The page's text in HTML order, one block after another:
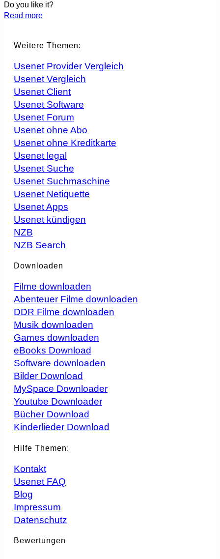
Do you like it?
Read more
Weitere Themen:
Usenet Provider Vergleich
Usenet Vergleich
Usenet Client
Usenet Software
Usenet Forum
Usenet ohne Abo
Usenet ohne Kreditkarte
Usenet legal
Usenet Suche
Usenet Suchmaschine
Usenet Netiquette
Usenet Apps
Usenet kündigen
NZB
NZB Search
Downloaden
Filme downloaden
Abenteuer Filme downloaden
DDR Filme downloaden
Musik downloaden
Games downloaden
eBooks Download
Software downloaden
Bilder Download
MySpace Downloader
Youtube Downloader
Bücher Download
Kinderlieder Download
Hilfe Themen:
Kontakt
Usenet FAQ
Blog
Impressum
Datenschutz
Bewertungen